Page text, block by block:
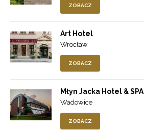
ZOBACZ
Art Hotel
Wrocław
ZOBACZ
Młyn Jacka Hotel & SPA
Wadowice
ZOBACZ